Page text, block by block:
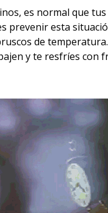
es normal que
prevenir esta
de
y te resfríes con